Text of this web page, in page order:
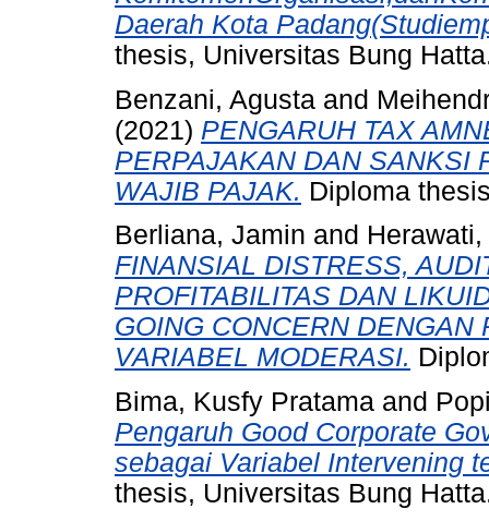
Daerah Kota
thesis, Universitas Bung
Benzani, Agusta and
(2021) PENGARUH TAX
PERPAJAKAN DAN SANKSI
WAJIB PAJAK. Diploma
Berliana, Jamin and
FINANSIAL DISTRESS,
PROFITABILITAS DAN
GOING CONCERN DENGAN
VARIABEL MODERASI.
Bima, Kusfy Pratama and
Pengaruh Good Corporate
sebagai Variabel Intervening
thesis, Universitas Bung